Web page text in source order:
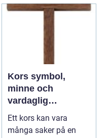
Kors symbol,
minne och
vardaglig
påminnelse
Ett kors kan vara
många saker på en